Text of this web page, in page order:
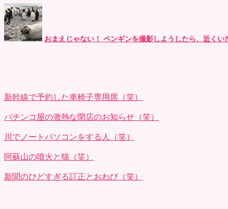
おまえじゃない！ ペンギンを撮影しようしたら、近く
新幹線で予約した車椅子専用席（笑）
パチンコ屋の激熱な閉店のお知らせ（笑）
川でノートパソコンをする人（笑）
阿蘇山の噴火と猫（笑）
新聞のひどすぎる訂正とおわび（笑）